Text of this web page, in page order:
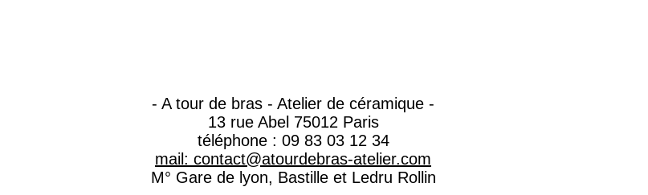
- A tour de bras - Atelier de céramique -
13 rue Abel 75012 Paris
téléphone : 09 83 03 12 34
mail: contact@atourdebras-atelier.com​
M° Gare de lyon, Bastille et Ledru Rollin